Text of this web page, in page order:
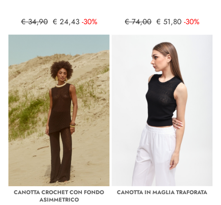
€ 34,90 € 24,43 -30% € 74,00 € 51,80 -30%
CANOTTA CROCHET CON FONDO
ASIMMETRICO
CANOTTA IN MAGLIA TRAFORATA